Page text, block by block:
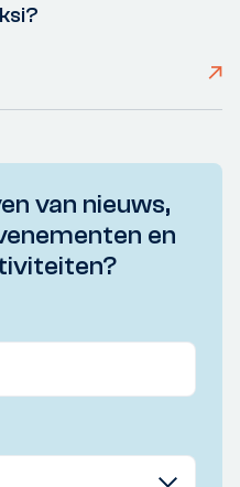
van nieuws,
en